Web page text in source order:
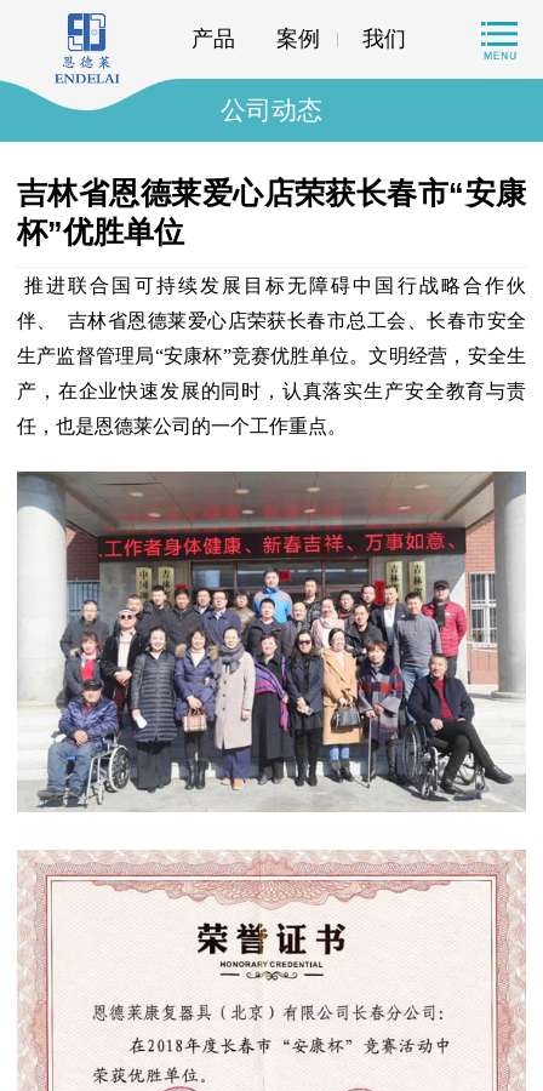
产品 案例 我们
公司动态
吉林省恩德莱爱心店荣获长春市“安康
杯”优胜单位
推进联合国可持续发展目标无障碍中国行战略合作伙
伴、 吉林省恩德莱爱心店荣获长春市总工会、长春市安全
生产监督管理局“安康杯”竞赛优胜单位。文明经营，安全生
产，在企业快速发展的同时，认真落实生产安全教育与责
任，也是恩德莱公司的一个工作重点。